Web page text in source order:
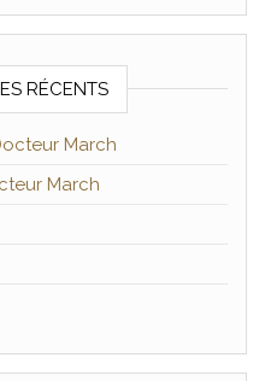
RÉCENTS
March
March